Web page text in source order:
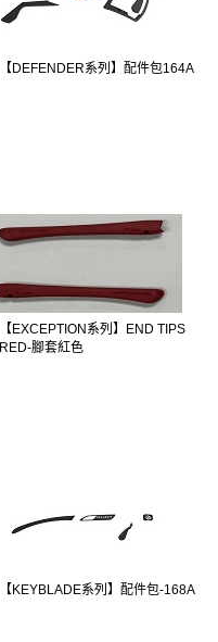
【DEFENDER系列】配件包164A
【EXCEPTION系列】END TIPS
RED-腳套紅色
【KEYBLADE系列】配件包-168A